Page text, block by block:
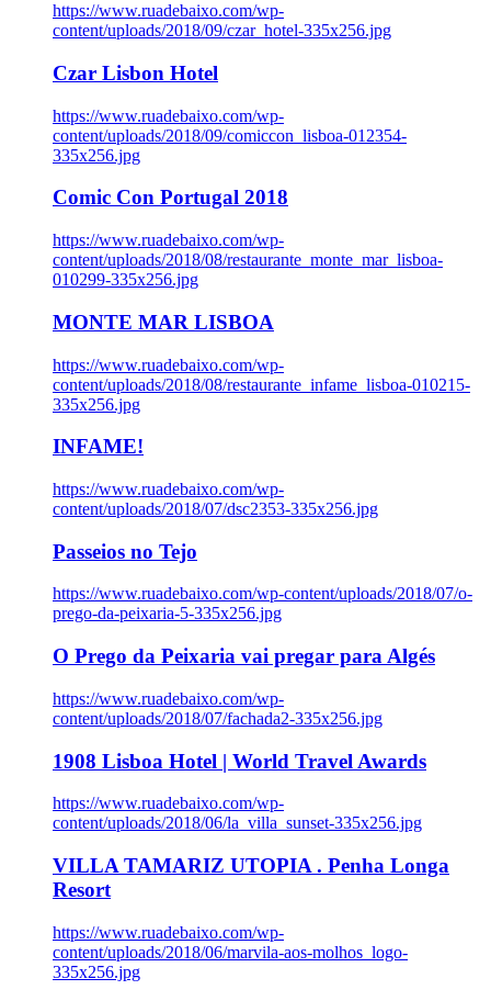
https://www.ruadebaixo.com/wp-
content/uploads/2018/09/czar_hotel-335x256.jpg
Czar Lisbon Hotel
https://www.ruadebaixo.com/wp-
content/uploads/2018/09/comiccon_lisboa-012354-
335x256.jpg
Comic Con Portugal 2018
https://www.ruadebaixo.com/wp-
content/uploads/2018/08/restaurante_monte_mar_lisboa-
010299-335x256.jpg
MONTE MAR LISBOA
https://www.ruadebaixo.com/wp-
content/uploads/2018/08/restaurante_infame_lisboa-010215-
335x256.jpg
INFAME!
https://www.ruadebaixo.com/wp-
content/uploads/2018/07/dsc2353-335x256.jpg
Passeios no Tejo
https://www.ruadebaixo.com/wp-content/uploads/2018/07/o-
prego-da-peixaria-5-335x256.jpg
O Prego da Peixaria vai pregar para Algés
https://www.ruadebaixo.com/wp-
content/uploads/2018/07/fachada2-335x256.jpg
1908 Lisboa Hotel | World Travel Awards
https://www.ruadebaixo.com/wp-
content/uploads/2018/06/la_villa_sunset-335x256.jpg
VILLA TAMARIZ UTOPIA . Penha Longa
Resort
https://www.ruadebaixo.com/wp-
content/uploads/2018/06/marvila-aos-molhos_logo-
335x256.jpg